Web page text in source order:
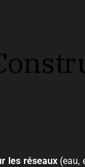
les réseaux(eau,